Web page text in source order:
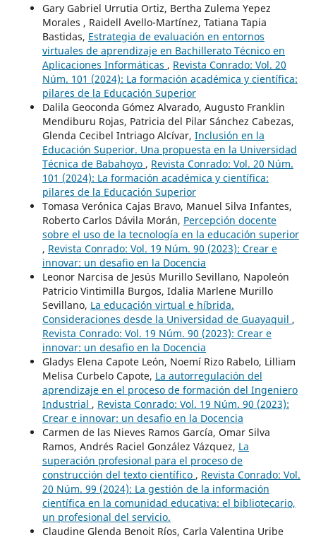
Gary Gabriel Urrutia Ortiz, Bertha Zulema Yepez
Morales , Raidell Avello-Martínez, Tatiana Tapia
Bastidas, Estrategia de evaluación en entornos
virtuales de aprendizaje en Bachillerato Técnico en
Aplicaciones Informáticas , Revista Conrado: Vol. 20
Núm. 101 (2024): La formación académica y científica:
pilares de la Educación Superior
Dalila Geoconda Gómez Alvarado, Augusto Franklin
Mendiburu Rojas, Patricia del Pilar Sánchez Cabezas,
Glenda Cecibel Intriago Alcívar, Inclusión en la
Educación Superior. Una propuesta en la Universidad
Técnica de Babahoyo , Revista Conrado: Vol. 20 Núm.
101 (2024): La formación académica y científica:
pilares de la Educación Superior
Tomasa Verónica Cajas Bravo, Manuel Silva Infantes,
Roberto Carlos Dávila Morán, Percepción docente
sobre el uso de la tecnología en la educación superior
, Revista Conrado: Vol. 19 Núm. 90 (2023): Crear e
innovar: un desafio en la Docencia
Leonor Narcisa de Jesús Murillo Sevillano, Napoleón
Patricio Vintimilla Burgos, Idalia Marlene Murillo
Sevillano, La educación virtual e híbrida.
Consideraciones desde la Universidad de Guayaquil ,
Revista Conrado: Vol. 19 Núm. 90 (2023): Crear e
innovar: un desafio en la Docencia
Gladys Elena Capote León, Noemí Rizo Rabelo, Lilliam
Melisa Curbelo Capote, La autorregulación del
aprendizaje en el proceso de formación del Ingeniero
Industrial , Revista Conrado: Vol. 19 Núm. 90 (2023):
Crear e innovar: un desafio en la Docencia
Carmen de las Nieves Ramos García, Omar Silva
Ramos, Andrés Raciel González Vázquez, La
superación profesional para el proceso de
construcción del texto científico , Revista Conrado: Vol.
20 Núm. 99 (2024): La gestión de la información
científica en la comunidad educativa: el bibliotecario,
un profesional del servicio.
Claudine Glenda Benoit Ríos, Carla Valentina Uribe